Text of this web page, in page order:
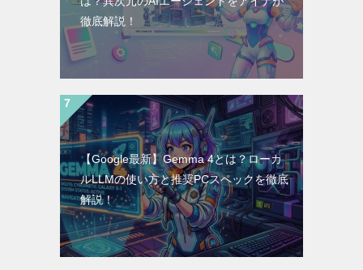
徹底解説！
【Google最新】Gemma 4とは？ローカ
ルLLMの使い方と推奨PCスペックを徹底
解説！